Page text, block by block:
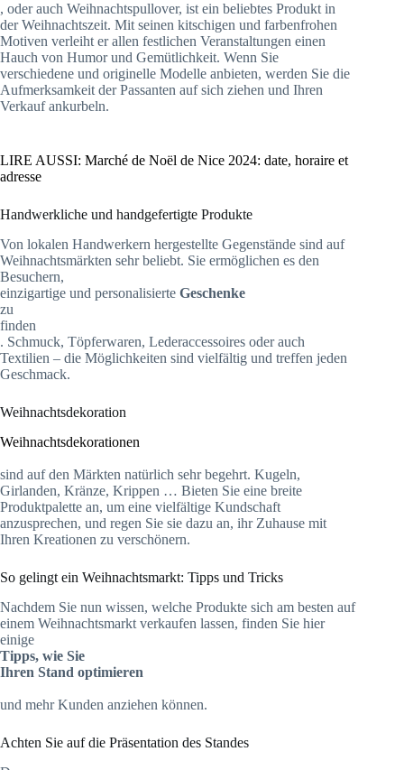
, oder auch Weihnachtspullover, ist ein beliebtes Produkt in
der Weihnachtszeit. Mit seinen kitschigen und farbenfrohen
Motiven verleiht er allen festlichen Veranstaltungen einen
Hauch von Humor und Gemütlichkeit. Wenn Sie
verschiedene und originelle Modelle anbieten, werden Sie die
Aufmerksamkeit der Passanten auf sich ziehen und Ihren
Verkauf ankurbeln.
LIRE AUSSI: Marché de Noël de Nice 2024: date, horaire et
adresse
Handwerkliche und handgefertigte Produkte
Von lokalen Handwerkern hergestellte Gegenstände sind auf
Weihnachtsmärkten sehr beliebt. Sie ermöglichen es den
Besuchern,
einzigartige und personalisierte Geschenke
zu
finden
. Schmuck, Töpferwaren, Lederaccessoires oder auch
Textilien – die Möglichkeiten sind vielfältig und treffen jeden
Geschmack.
Weihnachtsdekoration
Weihnachtsdekorationen
sind auf den Märkten natürlich sehr begehrt. Kugeln,
Girlanden, Kränze, Krippen … Bieten Sie eine breite
Produktpalette an, um eine vielfältige Kundschaft
anzusprechen, und regen Sie sie dazu an, ihr Zuhause mit
Ihren Kreationen zu verschönern.
So gelingt ein Weihnachtsmarkt: Tipps und Tricks
Nachdem Sie nun wissen, welche Produkte sich am besten auf
einem Weihnachtsmarkt verkaufen lassen, finden Sie hier
einige
Tipps, wie Sie
Ihren Stand optimieren
und mehr Kunden anziehen können.
Achten Sie auf die Präsentation des Standes